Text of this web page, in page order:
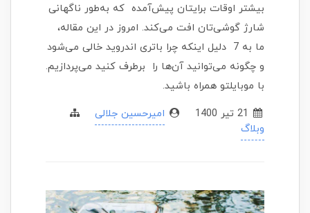
بیشتر اوقات برایتان پیش‌آمده که به‌طور ناگهانی
شارژ گوشی‌تان افت می‌کند. امروز در این مقاله،
ما به 7 دلیل اینکه چرا باتری اندروید خالی می‌شود
و چگونه می‌توانید آن‌ها را برطرف کنید می‌پردازیم.
با موبایلتو همراه باشید.
امیرحسین جلالی
وبلاگ